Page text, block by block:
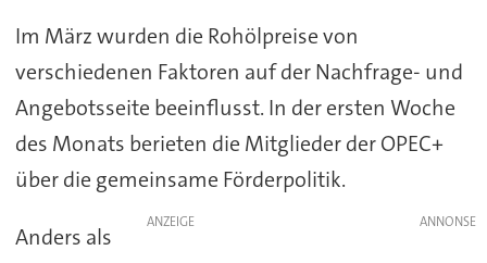
Im März wurden die Rohölpreise von
verschiedenen Faktoren auf der Nachfrage- und
Angebotsseite beeinflusst. In der ersten Woche
des Monats berieten die Mitglieder der OPEC+
über die gemeinsame Förderpolitik.
ANZEIGE
Anders als